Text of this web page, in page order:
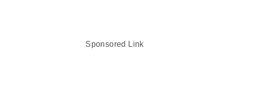
Sponsored Link